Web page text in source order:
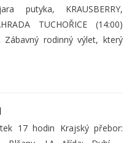
putyka, KRAUSBERRY,
TUCHOŘICE (14:00)
Zábavný rodinný výlet, který
17 hodin Krajský přebor: